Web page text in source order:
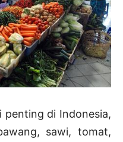
penting di Indonesia,
sawi, tomat,